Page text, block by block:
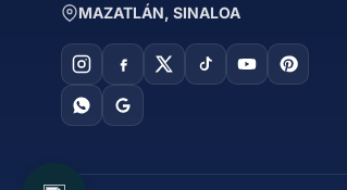
MAZATLÁN, SINALOA